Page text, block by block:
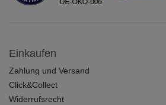
Einkaufen
Zahlung und Versand
Click&Collect
Widerrufsrecht